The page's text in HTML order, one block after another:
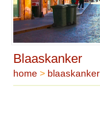
Blaaskanker
home > blaaskanker